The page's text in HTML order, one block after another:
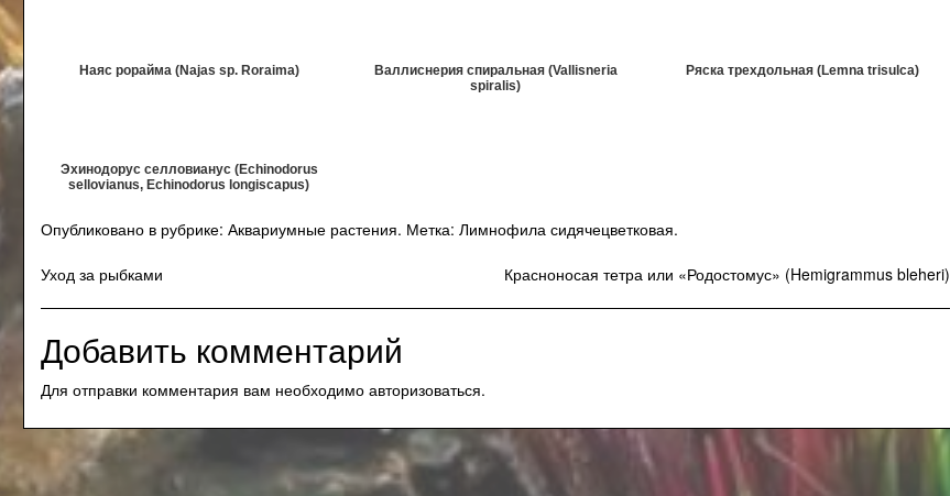
Наяс рорайма (Najas sp. Roraima)
Валлиснерия спиральная (Vallisneria
spiralis)
Ряска трехдольная (Lemna trisulca)
Эхинодорус селловианус (Echinodorus
sellovianus, Echinodorus longiscapus)
Опубликовано в рубрике: Аквариумные растения. Метка: Лимнофила сидячецветковая.
Навигация
по
записям
Уход за рыбками Красноносая тетра или «Родостомус» (Hemigrammus bleheri)
Добавить комментарий
Для отправки комментария вам необходимо авторизоваться.